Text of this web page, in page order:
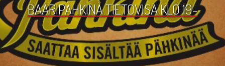
BAARIPÄHKINÄ TIETOVISA KLO 19-